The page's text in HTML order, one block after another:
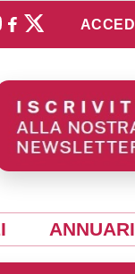
ACCEDI
ANNUARI